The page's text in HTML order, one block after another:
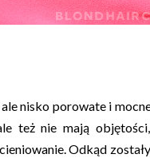
ale nisko porowate i
też nie mają
Odkąd